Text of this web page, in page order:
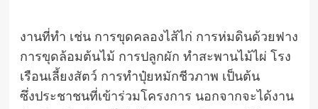
งานที่ทำ เช่น การขุดคลองไส้ไก่ การห่มดินด้วยฟาง
การขุดล้อมต้นไม้ การปลูกผัก ทำสะพานไม้ไผ่ โรง
เรือนเลี้ยงสัตว์ การทำปุ๋ยหมักชีวภาพ เป็นต้น
ซึ่งประชาชนที่เข้าร่วมโครงการ นอกจากจะได้งาน